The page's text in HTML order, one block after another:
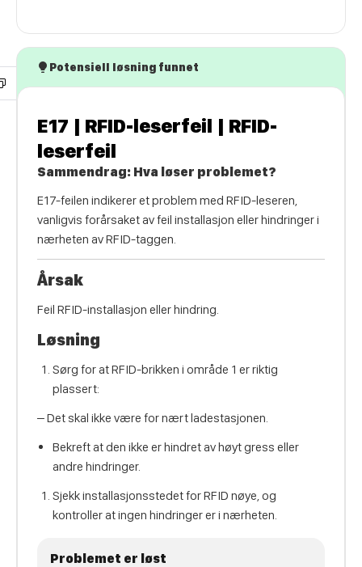
Potensiell løsning funnet
E17 | RFID-leserfeil | RFID-
leserfeil
Sammendrag: Hva løser problemet?
E17-feilen indikerer et problem med RFID-leseren,
vanligvis forårsaket av feil installasjon eller hindringer i
nærheten av RFID-taggen.
Årsak
Feil RFID-installasjon eller hindring.
Løsning
Sørg for at RFID-brikken i område 1 er riktig
plassert:
– Det skal ikke være for nært ladestasjonen.
Bekreft at den ikke er hindret av høyt gress eller
andre hindringer.
Sjekk installasjonsstedet for RFID nøye, og
kontroller at ingen hindringer er i nærheten.
Problemet er løst